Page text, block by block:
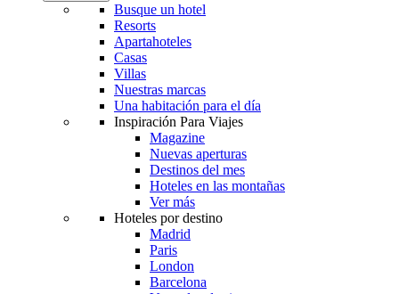
Busque un hotel
Resorts
Apartahoteles
Casas
Villas
Nuestras marcas
Una habitación para el día
Inspiración Para Viajes
Magazine
Nuevas aperturas
Destinos del mes
Hoteles en las montañas
Ver más
Hoteles por destino
Madrid
Paris
London
Barcelona